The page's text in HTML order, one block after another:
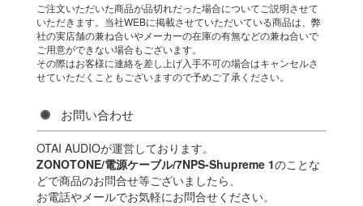
ご注文いただいた商品が品切れだった場合についてご説明させて
いただきます。当社WEBに掲載させていただいている商品は、弊
社の実店舗の兼ね合いやメーカーの在庫の有無などの兼ね合いで
ご用意ができない場合もございます。
その際はお客様に連絡を差し上げ入手不可の場合はキャンセルさ
せていただくこともございますので予めご了承ください。
お問い合わせ
OTAI AUDIOが運営しております。
ZONOTONE/電源ケーブル/7NPS-Shupreme 1のことな
どで商品のお問合せ等ございましたら、
お電話やメールでお気軽にお問合せください。